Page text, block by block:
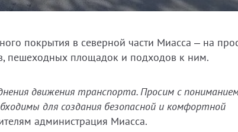
покрытия в северной части Миасса – на
пешеходных площадок и подходов к ним.
движения транспорта. Просим с
для создания безопасной и комфортной
администрация Миасса.